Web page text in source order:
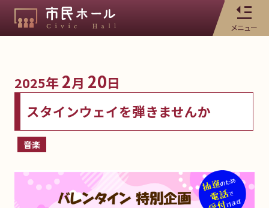
メニュー
2025年2月 20日
スタインウェイを弾きませんか
音楽